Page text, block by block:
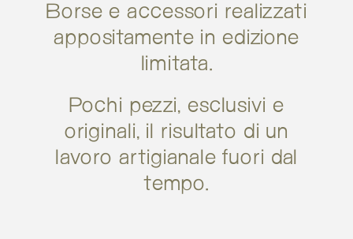
Borse e accessori realizzati
appositamente in edizione
limitata.
Pochi pezzi, esclusivi e
originali, il risultato di un
lavoro artigianale fuori dal
tempo.